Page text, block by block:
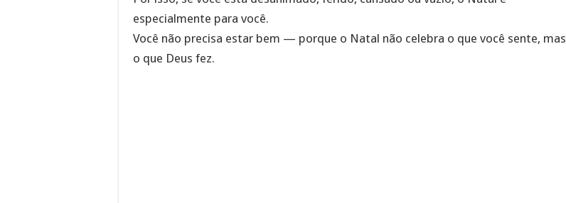
especialmente para você.
Você não precisa estar bem — porque o Natal não celebra o que você sente, mas
o que Deus fez.